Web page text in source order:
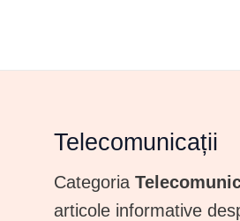
Telecomunicații
Categoria
articole informative